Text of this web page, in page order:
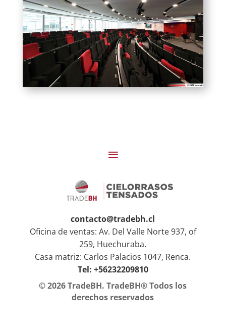
contacto@tradebh.cl
Oficina de ventas: Av. Del Valle Norte 937, of
259, Huechuraba.
Casa matriz: Carlos Palacios 1047, Renca.
Tel: +56232209810
© 2026 TradeBH. TradeBH® Todos los
derechos reservados